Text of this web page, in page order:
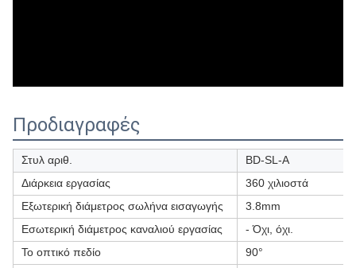
Προδιαγραφές
Στυλ αριθ.
BD-SL-A
Διάρκεια εργασίας
360 χιλιοστά
Εξωτερική διάμετρος σωλήνα εισαγωγής
3.8mm
Εσωτερική διάμετρος καναλιού εργασίας
- Όχι, όχι.
Το οπτικό πεδίο
90°